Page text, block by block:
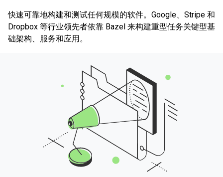
快速可靠地构建和测试任何规模的软件。Google、Stripe 和
Dropbox 等行业领先者依靠 Bazel 来构建重型任务关键型基
础架构、服务和应用。